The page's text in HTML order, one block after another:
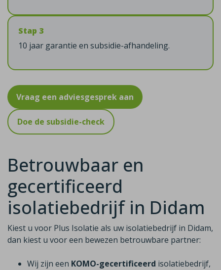
Stap 3
10 jaar garantie en subsidie-afhandeling.
Vraag een adviesgesprek aan
Doe de subsidie-check
Betrouwbaar en
gecertificeerd
isolatiebedrijf in Didam
Kiest u voor Plus Isolatie als uw isolatiebedrijf in Didam,
dan kiest u voor een bewezen betrouwbare partner:
Wij zijn een KOMO-gecertificeerd isolatiebedrijf,